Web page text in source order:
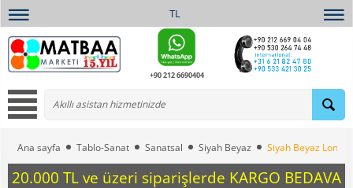
TL
+90 212 6690404
Ana sayfa Tablo-Sanat Sanatsal Siyah Beyaz Siyah Beyaz
20.000 TL ve üzeri siparişlerde KARGO BEDAVA